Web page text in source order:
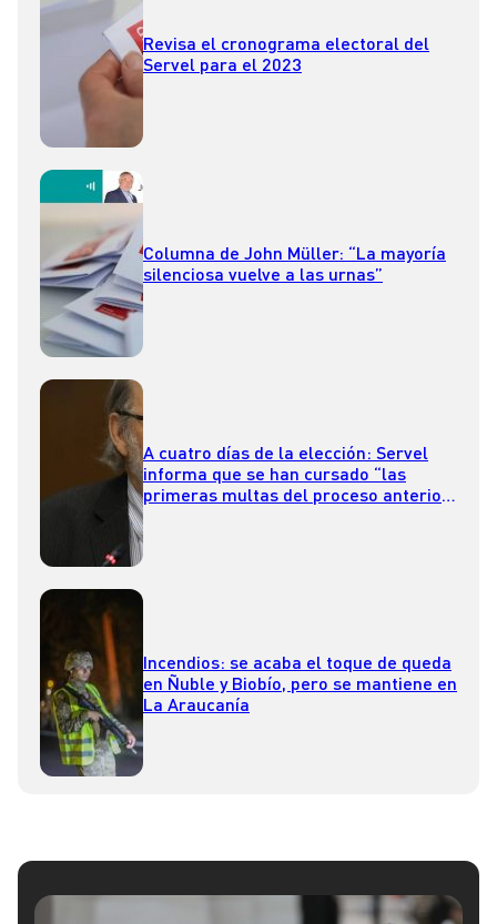
Revisa el cronograma electoral del
Servel para el 2023
Columna de John Müller: “La mayoría
silenciosa vuelve a las urnas”
A cuatro días de la elección: Servel
informa que se han cursado “las
primeras multas del proceso anterior”
Incendios: se acaba el toque de queda
en Ñuble y Biobío, pero se mantiene en
La Araucanía